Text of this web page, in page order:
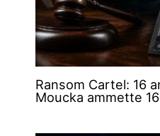
Ransom Cartel: 16
Moucka ammette